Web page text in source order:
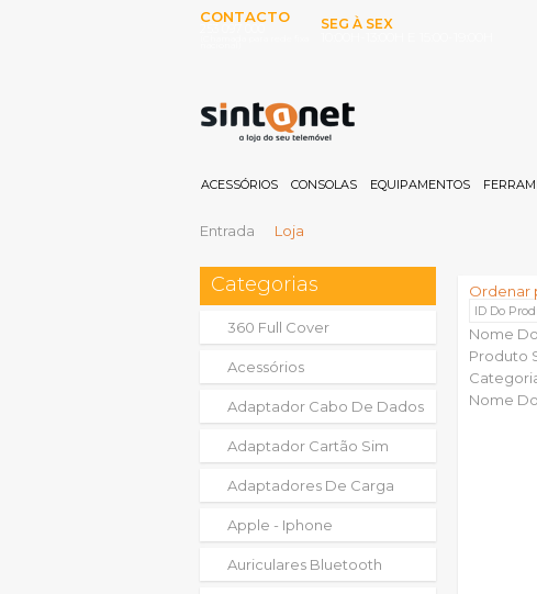
CONTACTO
SEG À SEX
ACESSÓRIOS CONSOLAS EQUIPAMENTOS
Entrada Loja
Categorias
360 Full Cover
Acessórios
Adaptador Cabo De Dados
Adaptador Cartão Sim
Adaptadores De Carga
Apple - Iphone
Auriculares Bluetooth
Ordenar
ID Do
Nome
Produto
Nome